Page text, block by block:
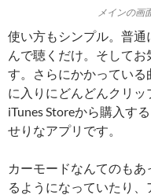
メインの画
使い方もシンプル。普
んで聴くだけ。そして
す。さらにかかってい
に入りにどんどんクリ
iTunes Storeから購入す
せりなアプリです。
カーモードなんてのも
るようになっていたり